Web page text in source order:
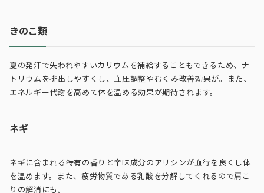
きのこ類
夏の発汗で失われやすいカリウムを補給することもできるため、ナ
トリウムを排出しやすくし、血圧調整やむくみ改善効果が。また、
エネルギー代謝を高めて体を温める効果が期待されます。
ネギ
ネギに含まれる特有の香りと辛味成分のアリシンが血行を良くし体
を温めます。また、疲労物質である乳酸を分解してくれるので肩こ
りの解消にも。